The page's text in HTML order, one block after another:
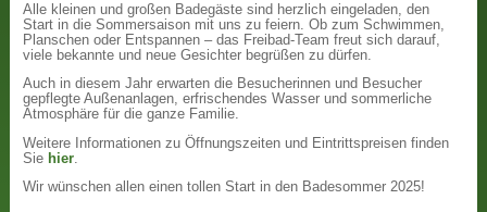
Alle kleinen und großen Badegäste sind herzlich eingeladen, den
Start in die Sommersaison mit uns zu feiern. Ob zum Schwimmen,
Planschen oder Entspannen – das Freibad-Team freut sich darauf,
viele bekannte und neue Gesichter begrüßen zu dürfen.
Auch in diesem Jahr erwarten die Besucherinnen und Besucher
gepflegte Außenanlagen, erfrischendes Wasser und sommerliche
Atmosphäre für die ganze Familie.
Weitere Informationen zu Öffnungszeiten und Eintrittspreisen finden
Sie hier
Wir wünschen allen einen tollen Start in den Badesommer 2025!